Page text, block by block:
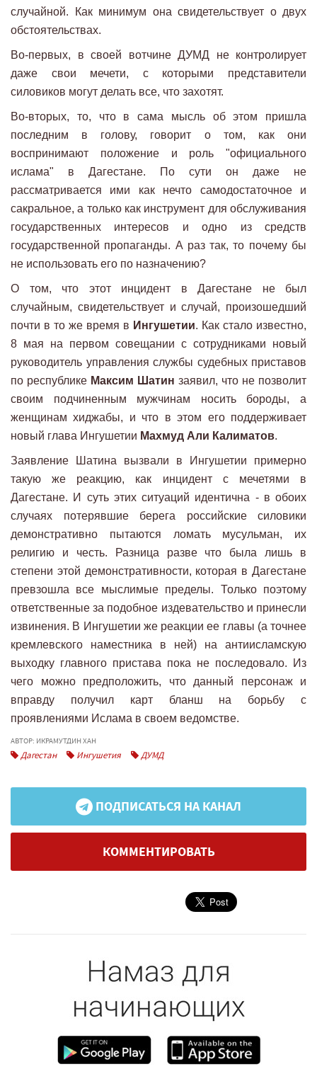
случайной. Как минимум она свидетельствует о двух
обстоятельствах.
Во-первых, в своей вотчине ДУМД не контролирует
даже свои мечети, с которыми представители
силовиков могут делать все, что захотят.
Во-вторых, то, что в сама мысль об этом пришла
последним в голову, говорит о том, как они
воспринимают положение и роль "официального
ислама" в Дагестане. По сути он даже не
рассматривается ими как нечто самодостаточное и
сакральное, а только как инструмент для обслуживания
государственных интересов и одно из средств
государственной пропаганды. А раз так, то почему бы
не использовать его по назначению?
О том, что этот инцидент в Дагестане не был
случайным, свидетельствует и случай, произошедший
почти в то же время в Ингушетии. Как стало известно,
8 мая на первом совещании с сотрудниками новый
руководитель управления службы судебных приставов
по республике Максим Шатин заявил, что не позволит
своим подчиненным мужчинам носить бороды, а
женщинам хиджабы, и что в этом его поддерживает
новый глава Ингушетии Махмуд Али Калиматов.
Заявление Шатина вызвали в Ингушетии примерно
такую же реакцию, как инцидент с мечетями в
Дагестане. И суть этих ситуаций идентична - в обоих
случаях потерявшие берега российские силовики
демонстративно пытаются ломать мусульман, их
религию и честь. Разница разве что была лишь в
степени этой демонстративности, которая в Дагестане
превзошла все мыслимые пределы. Только поэтому
ответственные за подобное издевательство и принесли
извинения. В Ингушетии же реакции ее главы (а точнее
кремлевского наместника в ней) на антиисламскую
выходку главного пристава пока не последовало. Из
чего можно предположить, что данный персонаж и
вправду получил карт бланш на борьбу с
проявлениями Ислама в своем ведомстве.
АВТОР: ИКРАМУТДИН ХАН
Дагестан Ингушетия ДУМД
ПОДПИСАТЬСЯ НА КАНАЛ
КОММЕНТИРОВАТЬ